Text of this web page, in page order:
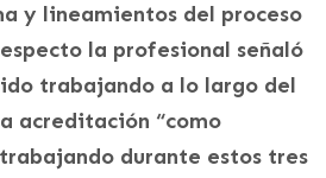
y lineamientos del proceso
la profesional señaló
trabajando a lo largo del
acreditación “como
durante estos tres